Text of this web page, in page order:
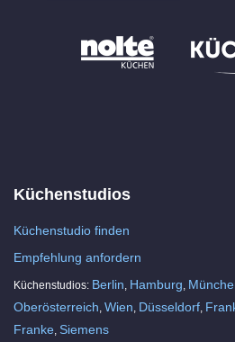
Küchenstudios
Küchenstudio finden
Empfehlung anfordern
Küchenstudios: Berlin Hamburg
Oberösterreich Wien Düsseldorf
Franke Siemens